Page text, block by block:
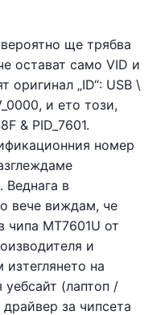
ще трябва
остават само VID и
оригинал „ID“: USB \
и ето този,
& PID_7601.
номер
Веднага в
вече виждам, че
чипа MT7601U от
и
на
(лаптоп /
за чипсета